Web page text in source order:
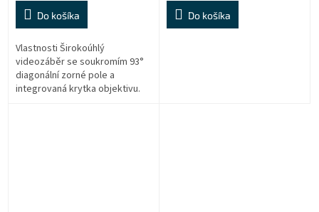
Do košíka
Vlastnosti Širokoúhlý
videozáběr se soukromím 93°
diagonální zorné pole a
integrovaná krytka objektivu.
Do košíka